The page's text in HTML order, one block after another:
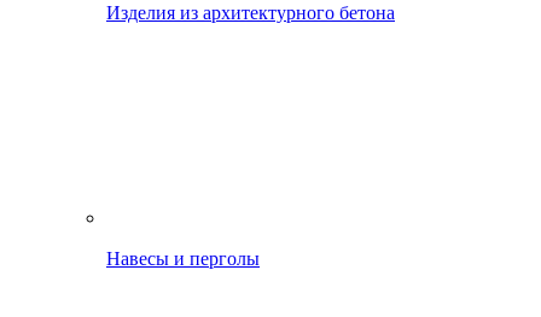
Изделия из архитектурного бетона
Навесы и перголы